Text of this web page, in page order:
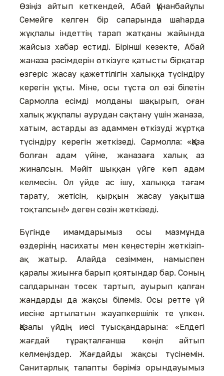
Өзіңіз айтып кеткендей, Абай Құнанбайұлы
Семейге келген бір сапарында шаһарда
жұқпалы індеттің тарап жатқаны жайында
жайсыз хабар естиді. Бірінші кезекте, Абай
жаназа рәсімдерін өткізуге қатысты бірқатар
өзгеріс жа­сау қажеттілігін халыққа тү­сін­­діру
керегін ұқты. Міне, осы тұста ол өзі білетін
Сармолла есім­ді молданы шақырып, оған
халық жұқпалы аурудан сақтану үшін жаназа,
хатым, астарды аз адаммен өткізуді жұртқа
түсін­діру керегін жеткізеді. Сар­мол­ла: «Қаза
болған адам үйіне, жаназаға халық аз
жиналсын. Мәйіт шыққан үйге көп адам
келмесін. Ол үйде ас ішу, халыққа тағам
тарату, жетісін, қырқын жасау уақытша
тоқталсын!» деген сөзін жеткізеді.
Бүгінде имамдарымыз осы мазмұнда
өздерінің насихаты мен кеңестерін жеткізіп-
ақ жатыр. Алайда сезіммен, намыспен
қаралы жиынға барып қоятындар бар. Соның
салдарынан төсек тартып, ауырып қалған
жандарды да жақсы білеміз. Осы ретте үй
иесіне артылатын жауапкершілік те үлкен.
Қазалы үйдің иесі туысқандарына: «Елдегі
жағдай тұрақталғанша көңіл айтып
келмеңіздер. Жағдайды жақсы түсінемін.
Санитарлық талапты бәріміз орындауымыз